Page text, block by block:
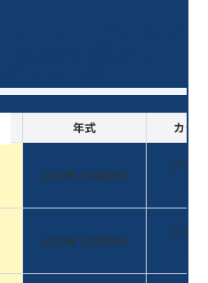
年式 カラー
2020年 (令和2年)
ブラッ
系
2020年 (令和2年)
ブラッ
系